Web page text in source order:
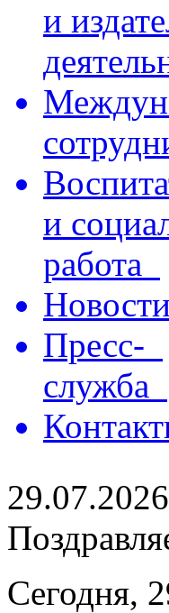
и
и
работа
Новости
Пресс-
служба
29.07.2026
Сегодня,